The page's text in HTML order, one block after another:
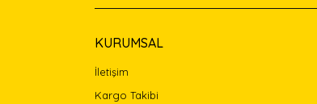
Bu ürüne benzer farklı alternatifler olmalı.
KURUMSAL
İletişim
Kargo Takibi